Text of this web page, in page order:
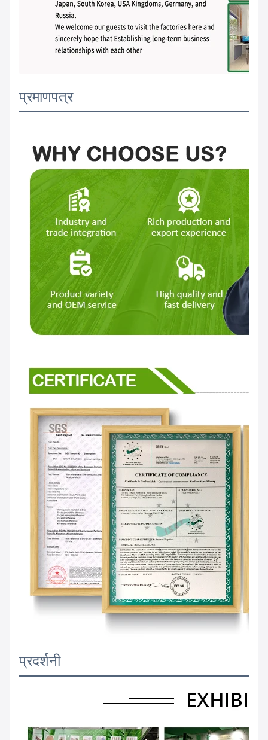
प्रमाणपत्र
प्रदर्शनी